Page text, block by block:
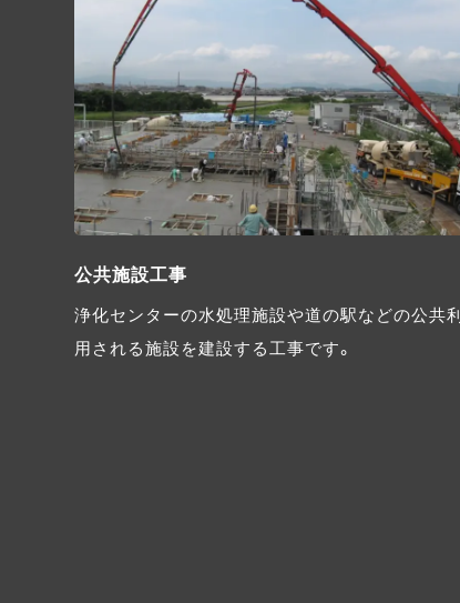
公共施設工事
浄化センターの水処理施設や道の駅などの公共利
用される施設を建設する工事です。